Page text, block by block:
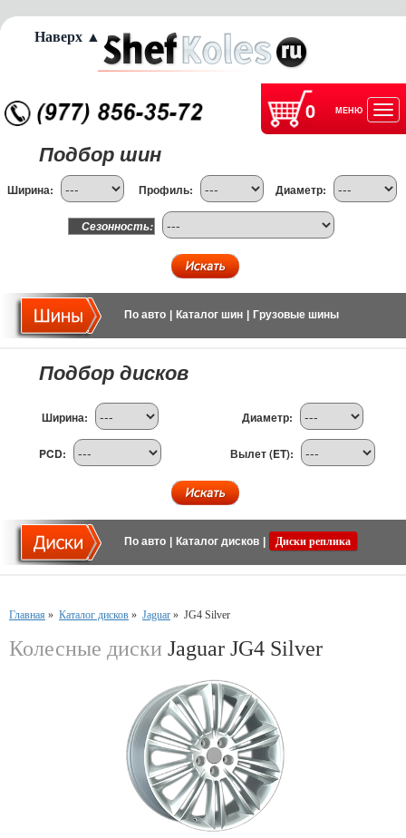
0 МЕНЮ
Подбор шин
Ширина: Профиль: Диаметр:
Сезонность:
По авто Каталог шин Грузовые шины
Подбор дисков
Ширина: Диаметр:
PCD: Вылет (ET):
По авто Каталог дисков Диски реплика
Главная » Каталог дисков » Jaguar » JG4 Silver
Колесные диски Jaguar JG4 Silver
Наверх ▲